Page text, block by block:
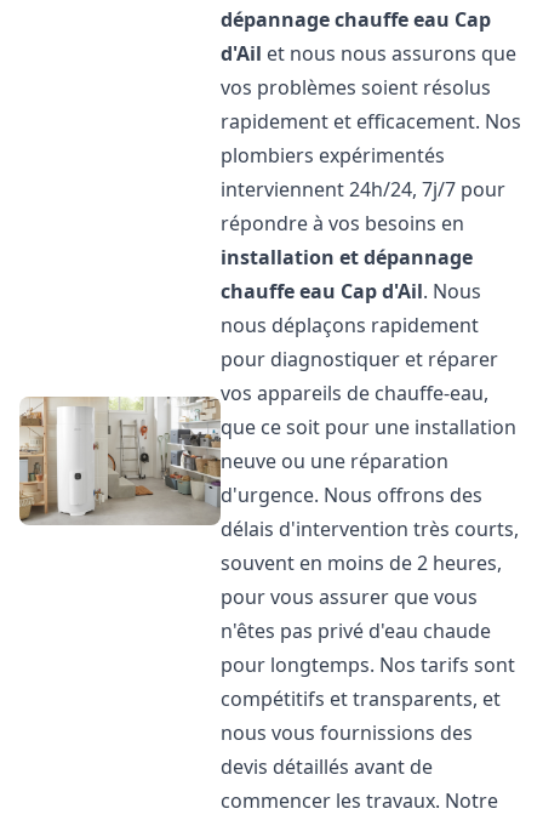
dépannage chauffe eau Cap
d'Ail et nous nous assurons que
vos problèmes soient résolus
rapidement et efficacement. Nos
plombiers expérimentés
interviennent 24h/24, 7j/7 pour
répondre à vos besoins en
installation et dépannage
chauffe eau Cap d'Ail. Nous
nous déplaçons rapidement
pour diagnostiquer et réparer
vos appareils de chauffe-eau,
que ce soit pour une installation
neuve ou une réparation
d'urgence. Nous offrons des
délais d'intervention très courts,
souvent en moins de 2 heures,
pour vous assurer que vous
n'êtes pas privé d'eau chaude
pour longtemps. Nos tarifs sont
compétitifs et transparents, et
nous vous fournissions des
devis détaillés avant de
commencer les travaux. Notre